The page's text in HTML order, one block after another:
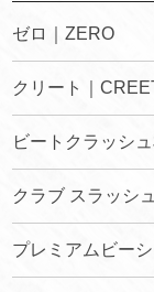
ゼロ｜ZERO
クリート｜
ビートクラッシ
クラブ スラッシ
プレミアムビー